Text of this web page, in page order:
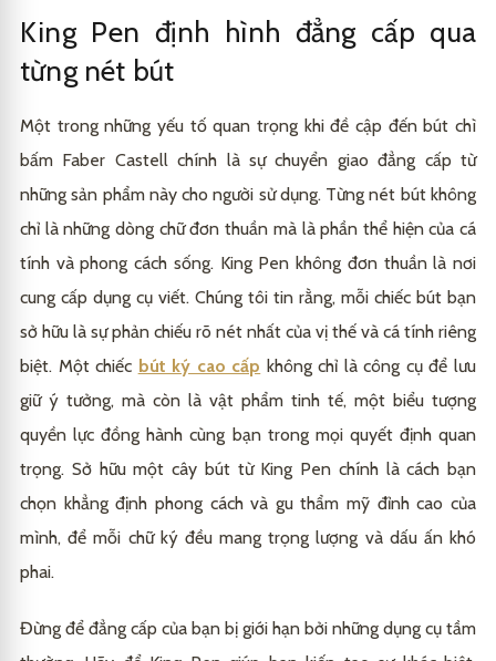
King Pen định hình đẳng cấp qua
từng nét bút
Một trong những yếu tố quan trọng khi đề cập đến bút chì
bấm Faber Castell chính là sự chuyển giao đẳng cấp từ
những sản phẩm này cho người sử dụng. Từng nét bút không
chỉ là những dòng chữ đơn thuần mà là phần thể hiện của cá
tính và phong cách sống. King Pen không đơn thuần là nơi
cung cấp dụng cụ viết. Chúng tôi tin rằng, mỗi chiếc bút bạn
sở hữu là sự phản chiếu rõ nét nhất của vị thế và cá tính riêng
biệt. Một chiếc bút ký cao cấp không chỉ là công cụ để lưu
giữ ý tưởng, mà còn là vật phẩm tinh tế, một biểu tượng
quyền lực đồng hành cùng bạn trong mọi quyết định quan
trọng. Sở hữu một cây bút từ King Pen chính là cách bạn
chọn khẳng định phong cách và gu thẩm mỹ đỉnh cao của
mình, để mỗi chữ ký đều mang trọng lượng và dấu ấn khó
phai.
Đừng để đẳng cấp của bạn bị giới hạn bởi những dụng cụ tầm